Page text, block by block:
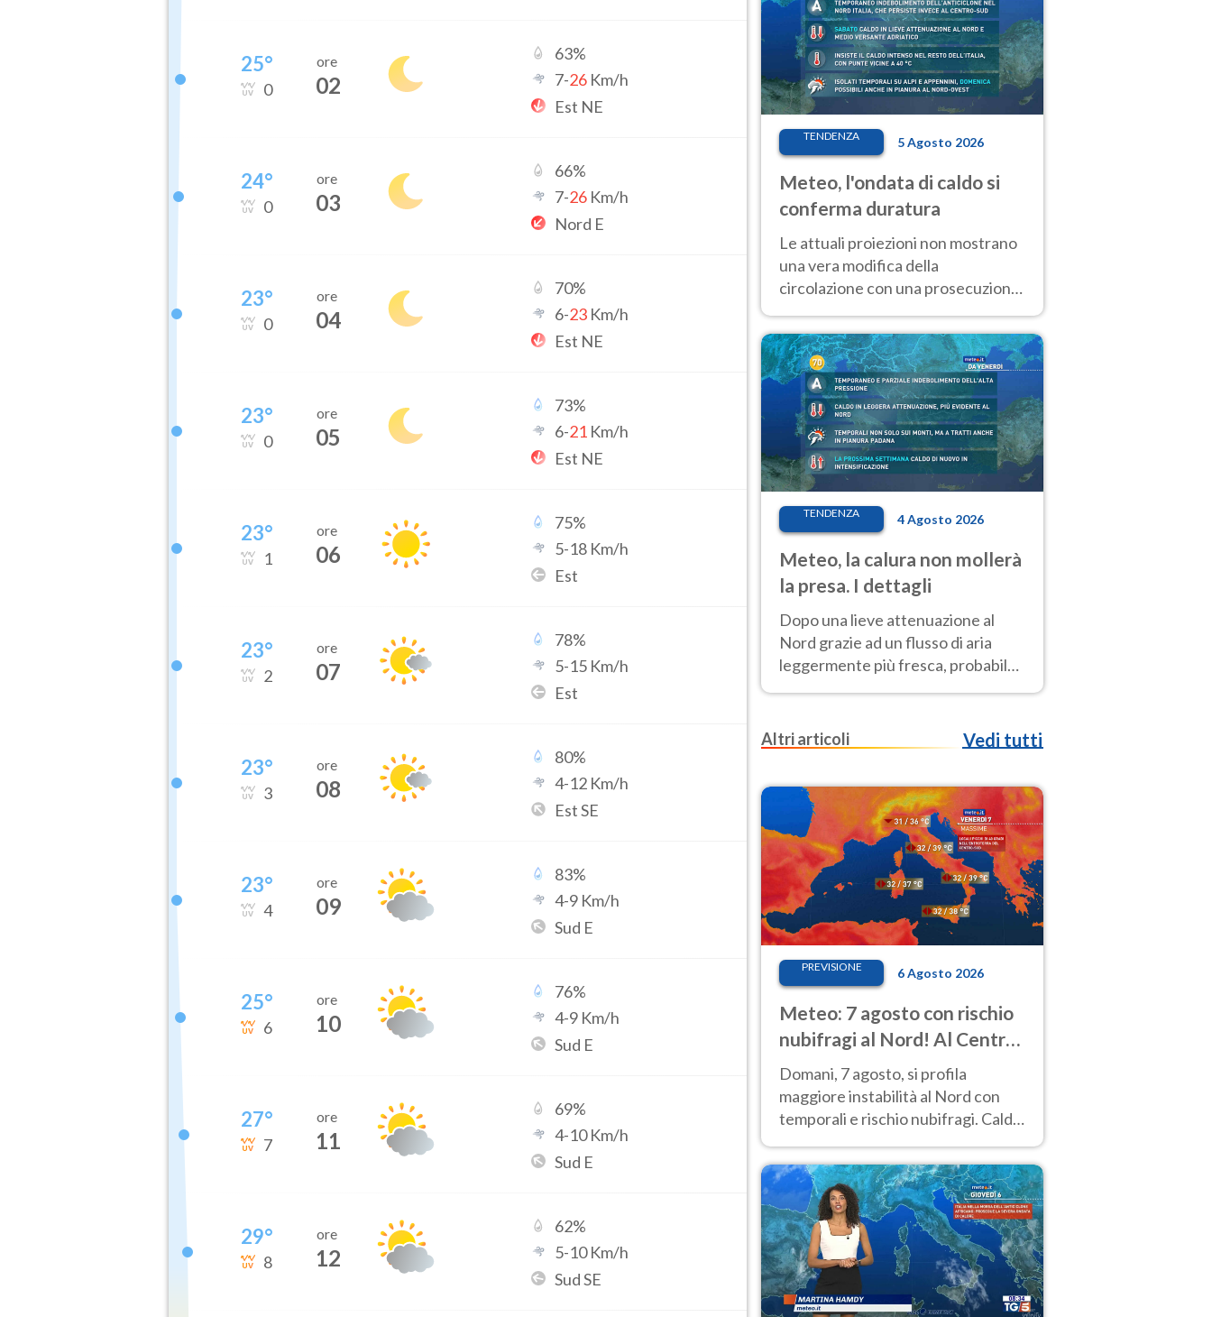
25°
0
ore
02
63%
7-26 Km/h
Est NE
24°
0
ore
03
66%
7-26 Km/h
Nord E
23°
0
ore
04
70%
6-23 Km/h
Est NE
23°
0
ore
05
73%
6-21 Km/h
Est NE
23°
1
ore
06
75%
5-18 Km/h
Est
23°
2
ore
07
78%
5-15 Km/h
Est
23°
3
ore
08
80%
4-12 Km/h
Est SE
23°
4
ore
09
83%
4-9 Km/h
Sud E
25°
6
ore
10
76%
4-9 Km/h
Sud E
27°
7
ore
11
69%
4-10Km/h
Sud E
29°
8
ore
12
62%
5-10Km/h
Sud SE
TENDENZA 5 Agosto 2026
Meteo, l'ondata di caldo si
conferma duratura
Le attuali proiezioni non mostrano
una vera modifica della
circolazione con una prosecuzione
giorni, compresa la settimana di
Ferragosto
TENDENZA 4 Agosto 2026
Meteo, la calura non mollerà
la presa. I dettagli
Dopo una lieve attenuazione al
Nord grazie ad un flusso di aria
leggermente più fresca, probabile
nuovo rinforzo dell’anticiclone
Altri articoli
Vedi tutti
PREVISIONE 6 Agosto 2026
Meteo: 7 agosto con rischio
nubifragi al Nord! Al Centro-
Sud caldo estremo
Domani, 7 agosto, si profila
maggiore instabilità al Nord con
temporali e rischio nubifragi. Caldo
previsioni.